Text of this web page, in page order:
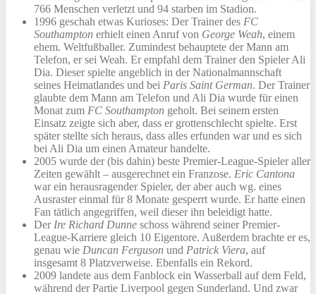
766 Menschen verletzt und 94 starben im Stadion.
1996 geschah etwas Kurioses: Der Trainer des FC
Southampton erhielt einen Anruf von George Weah, einem
ehem. Weltfußballer. Zumindest behauptete der Mann am
Telefon, er sei Weah. Er empfahl dem Trainer den Spieler Ali
Dia. Dieser spielte angeblich in der Nationalmannschaft
seines Heimatlandes und bei Paris Saint German. Der Trainer
glaubte dem Mann am Telefon und Ali Dia wurde für einen
Monat zum FC Southampton geholt. Bei seinem ersten
Einsatz zeigte sich aber, dass er grottenschlecht spielte. Erst
später stellte sich heraus, dass alles erfunden war und es sich
bei Ali Dia um einen Amateur handelte.
2005 wurde der (bis dahin) beste Premier-League-Spieler aller
Zeiten gewählt – ausgerechnet ein Franzose. Eric Cantona
war ein herausragender Spieler, der aber auch wg. eines
Ausraster einmal für 8 Monate gesperrt wurde. Er hatte einen
Fan tätlich angegriffen, weil dieser ihn beleidigt hatte.
Der Ire Richard Dunne schoss während seiner Premier-
League-Karriere gleich 10 Eigentore. Außerdem brachte er es,
genau wie Duncan Ferguson und Patrick Viera, auf
insgesamt 8 Platzverweise. Ebenfalls ein Rekord.
2009 landete aus dem Fanblock ein Wasserball auf dem Feld,
während der Partie Liverpool gegen Sunderland. Und zwar